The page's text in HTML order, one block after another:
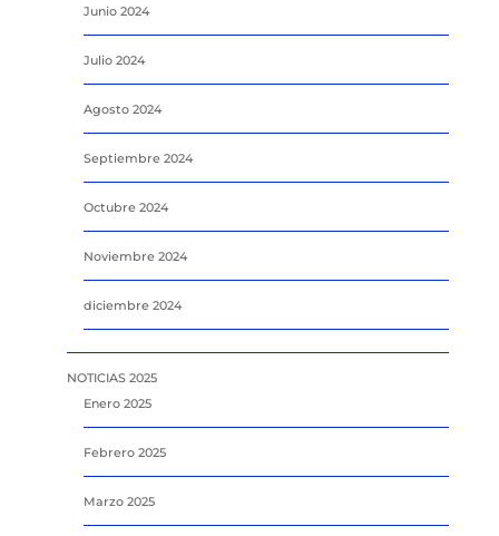
Junio 2024
Julio 2024
Agosto 2024
Septiembre 2024
Octubre 2024
Noviembre 2024
diciembre 2024
NOTICIAS 2025
Enero 2025
Febrero 2025
Marzo 2025